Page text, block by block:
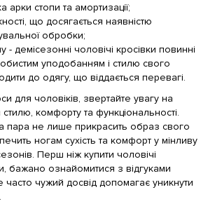
арки стопи та амортизації;
що досягається наявністю
обробки;
- демісезонні чоловічі кросівки повинні
уподобанням і стилю свого
до одягу, що віддається перевагі.
для чоловіків, звертайте увагу на
комфорту та функціональності.
пара не лише прикрасить образ свого
ногам сухість та комфорт у мінливу
Перш ніж купити чоловічі
бажано ознайомитися з відгуками
часто чужий досвід допомагає уникнути